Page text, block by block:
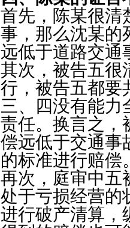
首先，陈某很清
事，那么沈某的
远低于道路交通
其次，被告五很
行，被告五都要
三、四没有能力
责任。换言之，
偿远低于交通事
的标准进行赔偿
再次，庭审中五
处于亏损经营的
进行破产清算，